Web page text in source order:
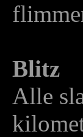
Blitz
Alle